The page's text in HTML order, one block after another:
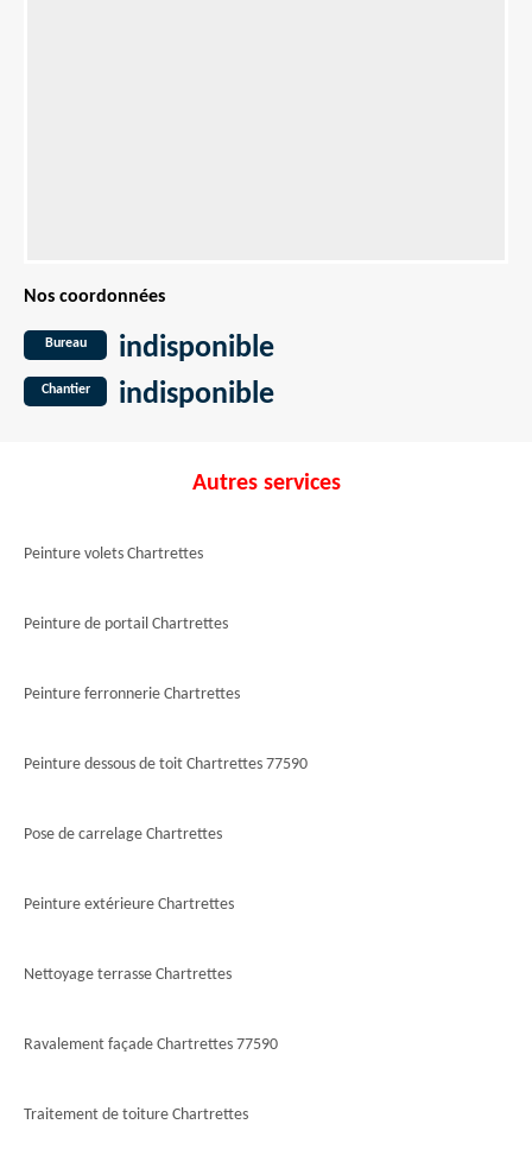
Nos coordonnées
Bureau indisponible
Chantier indisponible
Autres services
Peinture volets Chartrettes
Peinture de portail Chartrettes
Peinture ferronnerie Chartrettes
Peinture dessous de toit Chartrettes 77590
Pose de carrelage Chartrettes
Peinture extérieure Chartrettes
Nettoyage terrasse Chartrettes
Ravalement façade Chartrettes 77590
Traitement de toiture Chartrettes